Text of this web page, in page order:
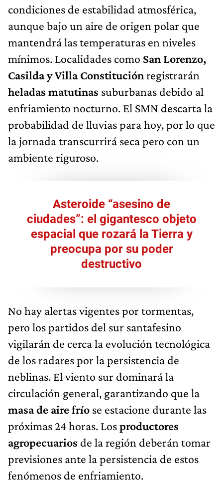
condiciones de estabilidad atmosférica,
aunque bajo un aire de origen polar que
mantendrá las temperaturas en niveles
mínimos. Localidades como San Lorenzo,
Casilda y Villa Constituciónregistrarán
heladas matutinas suburbanas debido al
enfriamiento nocturno. El SMN descarta la
probabilidad de lluvias para hoy, por lo que
la jornada transcurrirá seca pero con un
ambiente riguroso.
Asteroide “asesino de
ciudades”: el gigantesco objeto
espacial que rozará la Tierra y
preocupa por su poder
destructivo
No hay alertas vigentes por tormentas,
pero los partidos del sur santafesino
vigilarán de cerca la evolución tecnológica
de los radares por la persistencia de
neblinas. El viento sur dominará la
circulación general, garantizando que la
masa de aire frío se estacione durante las
próximas 24 horas. Losproductores
agropecuarios de la región deberán tomar
previsiones ante la persistencia de estos
fenómenos de enfriamiento.